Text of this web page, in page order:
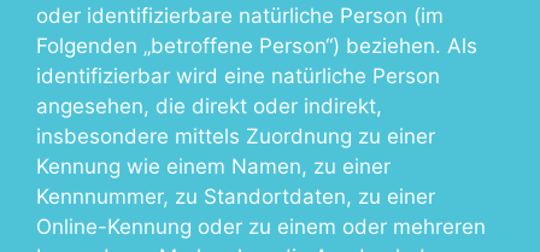
oder identifizierbare natürliche Person (im
Folgenden „betroffene Person“) beziehen. Als
identifizierbar wird eine natürliche Person
angesehen, die direkt oder indirekt,
insbesondere mittels Zuordnung zu einer
Kennung wie einem Namen, zu einer
Kennnummer, zu Standortdaten, zu einer
Online-Kennung oder zu einem oder mehreren